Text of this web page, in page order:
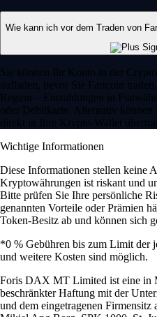
Wie kann ich vor dem Traden von
Sie können Ihr Konto in der
aufladen, bevor Sie Fartcoin
Region – Einzahlungen in
oder Debitkarte. Alternativ können
direkt in Ihre Krypto-Wallet
Wichtige Informationen
Diese Informationen stellen keine
Kryptowährungen ist riskant und
Bitte prüfen Sie Ihre persönliche
genannten Vorteile oder Prämien
Token-Besitz ab und können sich
*0 % Gebühren bis zum Limit der
und weitere Kosten sind möglich.
Foris DAX MT Limited ist eine in
beschränkter Haftung mit der
und dem eingetragenen